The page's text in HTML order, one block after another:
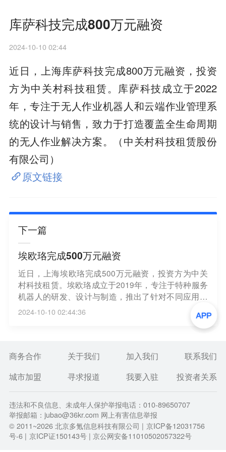
库萨科技完成800万元融资
2024-10-10 02:44
近日，上海库萨科技完成800万元融资，投资
方为中关村科技租赁。库萨科技成立于2022
年，专注于无人作业机器人和云端作业管理系
统的设计与销售，致力于打造覆盖全生命周期
的无人作业解决方案。（中关村科技租赁股份
有限公司）
原文链接
下一篇
埃欧珞完成500万元融资
近日，上海埃欧珞完成500万元融资，投资方为中关
村科技租赁。埃欧珞成立于2019年，专注于特种服务
机器人的研发、设计与制造，推出了针对不同应用场
景的移动式、固定式、自动式光伏清洁机器人。（中
2024-10-10 02:44:36
商务合作 关于我们 加入我们
联系我们
城市加盟
寻求报道 我要入驻 投资者关系
违法和不良信息、未成年人保护举报电话：010-89650707
举报邮箱：jubao@36kr.com 网上有害信息举报
© 2011~2026北京多氪信息科技有限公司 | 京ICP备12031756
号-6 | 京ICP证150143号 | 京公网安备11010502057322号